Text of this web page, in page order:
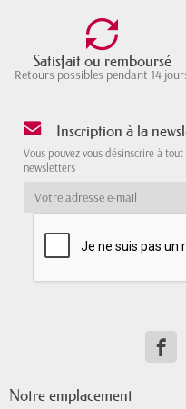
Satisfait ou remboursé
Retours possibles pendant 14
Inscription à la
Vous pouvez vous désinscrire à
newsletters
Notre emplacement